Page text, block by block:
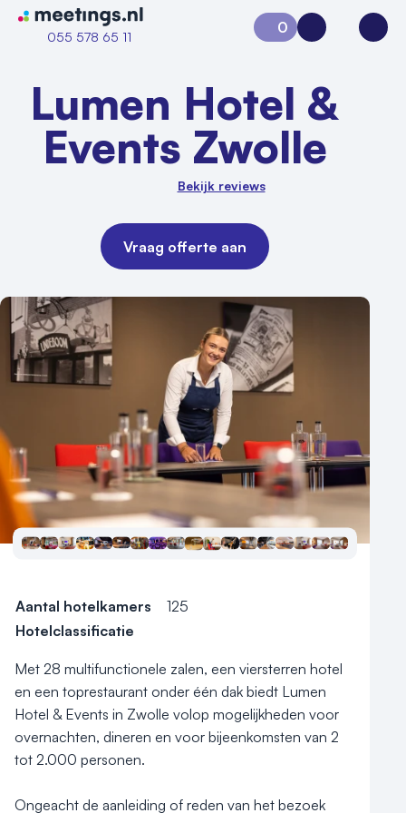
Naar home van Meetings
055 578 65 11
Vraag locatie aan
Locatiegids
Meld locatie aan
Nieuws
Contact
0
Aanvraag 0Inloggen
Lumen Hotel &
Events Zwolle
Bekijk reviews
Vraag offerte aan
Aantal hotelkamers
125
Hotelclassificatie
Met 28 multifunctionele zalen, een viersterren hotel
en een toprestaurant onder één dak biedt Lumen
Hotel & Events in Zwolle volop mogelijkheden voor
overnachten, dineren en voor bijeenkomsten van 2
tot 2.000 personen.
Ongeacht de aanleiding of reden van het bezoek